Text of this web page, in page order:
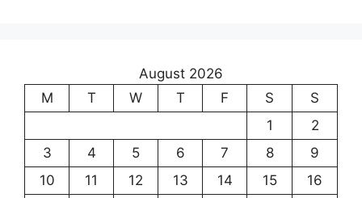
August 2026
M
T W T F S
S
1
2
3
4 5 6 7 8
9
10
11 12 13 14 15
16